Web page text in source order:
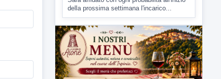
Malore o aggressione? Sarà
l'autopsia a chiarire il giallo di Villa
Adriana
Sarà affidato con ogni probabilità all'inizio
della prossima settimana l'incarico...